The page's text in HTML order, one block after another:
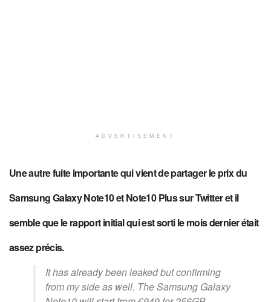
ADVERTISEMENT
Une autre fuite importante qui vient de partager le prix du
Samsung Galaxy Note10 et Note10 Plus sur Twitter et il
semble que le rapport initial qui est sorti le mois dernier était
assez précis.
It has already been leaked but confirming
from my side as well. The Samsung Galaxy